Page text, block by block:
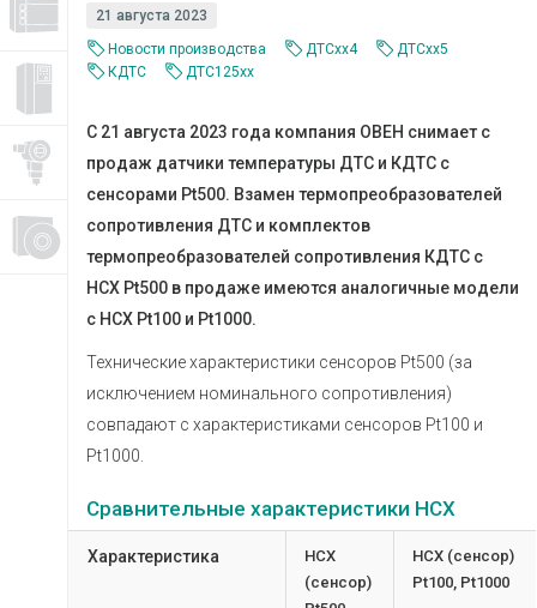
21 августа 2023
Новости производства
ДТСхх4
ДТСхх5
КДТС
ДТС125xx
С 21 августа 2023 года компания ОВЕН снимает с
продаж датчики температуры ДТС и КДТС с
сенсорами Pt500. Взамен термопреобразователей
сопротивления ДТС и комплектов
термопреобразователей сопротивления КДТС с
НСХ Pt500 в продаже имеются аналогичные модели
с НСХ Pt100 и Pt1000.
Технические характеристики сенсоров Pt500 (за
исключением номинального сопротивления)
совпадают с характеристиками сенсоров Pt100 и
Pt1000.
Сравнительные характеристики НСХ
Характеристика
НСХ
(сенсор)
НСХ (сенсор)
Pt100, Pt1000